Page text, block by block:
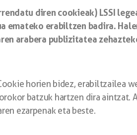
diren cookieak) LSSI
emateko erabiltzen badira.
arabera publizitatea
horien bidez, erabiltzailea
batzuk hartzen dira
ezarpenak eta beste.